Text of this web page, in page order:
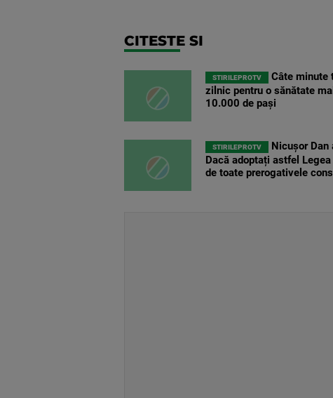
CITESTE SI
STIRILEPROTV
Câte minute
zilnic pentru o sănătate
10.000 de pași
STIRILEPROTV
Nicușor
Dacă adoptați astfel
de toate prerogativele